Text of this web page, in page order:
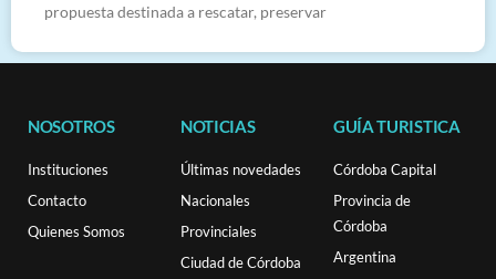
propuesta destinada a rescatar, preservar
NOSOTROS
Instituciones
Contacto
Quienes Somos
NOTICIAS
Últimas novedades
Nacionales
Provinciales
Ciudad de Córdoba
GUÍA TURISTICA
Córdoba Capital
Provincia de
Córdoba
Argentina